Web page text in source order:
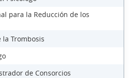
para la Reducción de los
Trombosis
de Consorcios